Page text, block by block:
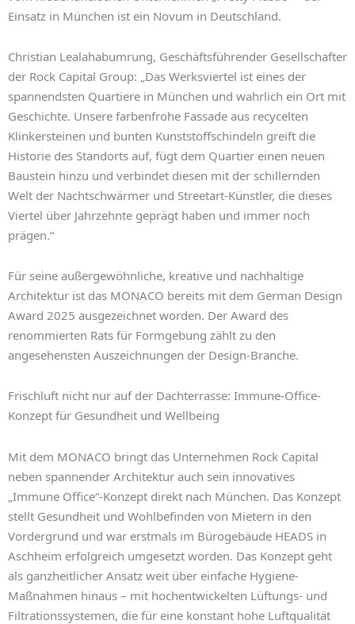
Einsatz in München ist ein Novum in Deutschland.
Christian Lealahabumrung, Geschäftsführender Gesellschafter
der Rock Capital Group: „Das Werksviertel ist eines der
spannendsten Quartiere in München und wahrlich ein Ort mit
Geschichte. Unsere farbenfrohe Fassade aus recycelten
Klinkersteinen und bunten Kunststoffschindeln greift die
Historie des Standorts auf, fügt dem Quartier einen neuen
Baustein hinzu und verbindet diesen mit der schillernden
Welt der Nachtschwärmer und Streetart-Künstler, die dieses
Viertel über Jahrzehnte geprägt haben und immer noch
prägen.“
Für seine außergewöhnliche, kreative und nachhaltige
Architektur ist das MONACO bereits mit dem German Design
Award 2025 ausgezeichnet worden. Der Award des
renommierten Rats für Formgebung zählt zu den
angesehensten Auszeichnungen der Design-Branche.
Frischluft nicht nur auf der Dachterrasse: Immune-Office-
Konzept für Gesundheit und Wellbeing
Mit dem MONACO bringt das Unternehmen Rock Capital
neben spannender Architektur auch sein innovatives
„Immune Office“-Konzept direkt nach München. Das Konzept
stellt Gesundheit und Wohlbefinden von Mietern in den
Vordergrund und war erstmals im Bürogebäude HEADS in
Aschheim erfolgreich umgesetzt worden. Das Konzept geht
als ganzheitlicher Ansatz weit über einfache Hygiene-
Maßnahmen hinaus – mit hochentwickelten Lüftungs- und
Filtrationssystemen, die für eine konstant hohe Luftqualität